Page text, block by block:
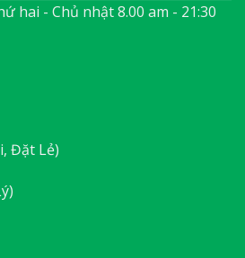
hai - Chủ nhật 8.00 am - 21:30
Đặt Lẻ)